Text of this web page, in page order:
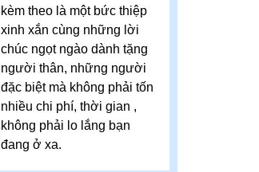
kèm theo là một bức thiệp
xinh xắn cùng những lời
chúc ngọt ngào dành tặng
người thân, những người
đặc biệt mà không phải tốn
nhiều chi phí, thời gian ,
không phải lo lắng bạn
đang ở xa.